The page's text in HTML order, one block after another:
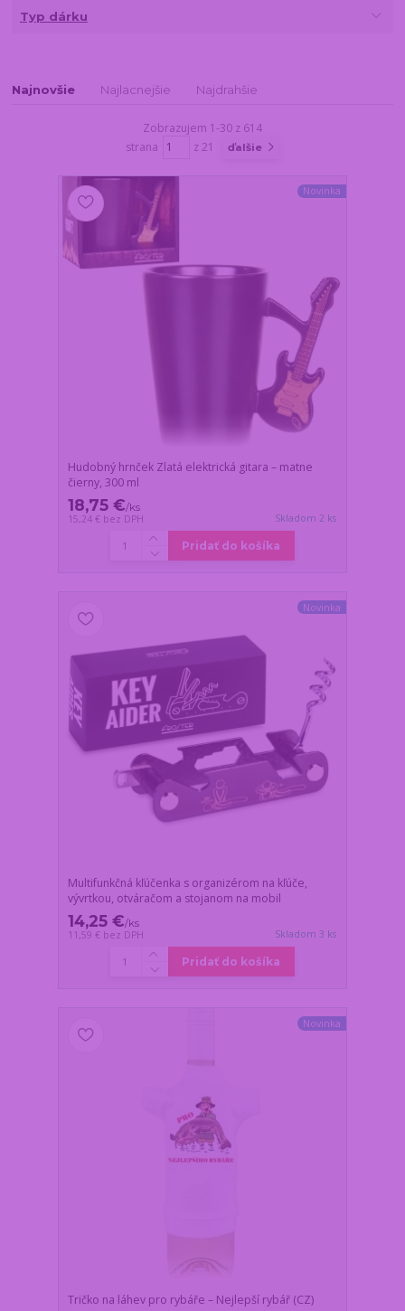
Typ dárku
Najnovšie Najlacnejšie Najdrahšie
Zobrazujem 1-30 z 614
strana
z 21 ďalšie
Novinka
Hudobný hrnček Zlatá elektrická gitara – matne
čierny, 300 ml
18,75 €/ks
15,24 € bez DPH Skladom 2 ks
Pridať do košíka
Novinka
Multifunkčná kľúčenka s organizérom na kľúče,
vývrtkou, otváračom a stojanom na mobil
14,25 €/ks
11,59 € bez DPH Skladom 3 ks
Pridať do košíka
Novinka
Tričko na láhev pro rybáře – Nejlepší rybář (CZ)